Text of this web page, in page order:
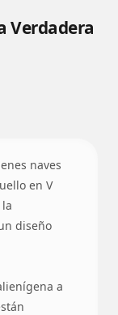
Verdadera
naves
en V
diseño
a